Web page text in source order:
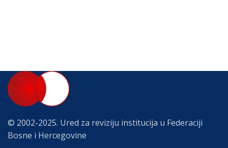
© 2002-2025. Ured za reviziju institucija u Federaciji
Bosne i Hercegovine